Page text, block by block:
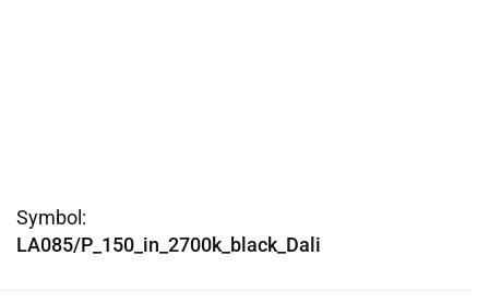
Symbol:
LA085/P_150_in_2700k_black_Dali